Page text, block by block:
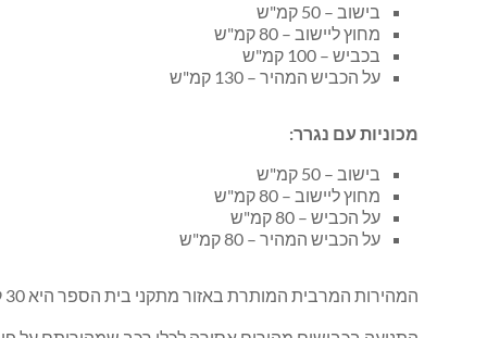
בישוב – 50 קמ"ש
מחוץ ליישוב – 80 קמ"ש
בכביש – 100 קמ"ש
על הכביש המהיר – 130 קמ"ש
מכוניות עם נגרר:
בישוב – 50 קמ"ש
מחוץ ליישוב – 80 קמ"ש
על הכביש – 80 קמ"ש
על הכביש המהיר – 80 קמ"ש
המהירות המרבית המותרת באזור מתקני בית הספר היא 30 קמ"ש.